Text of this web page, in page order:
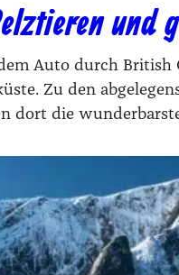
und
Auto durch British
Zu den
dort die